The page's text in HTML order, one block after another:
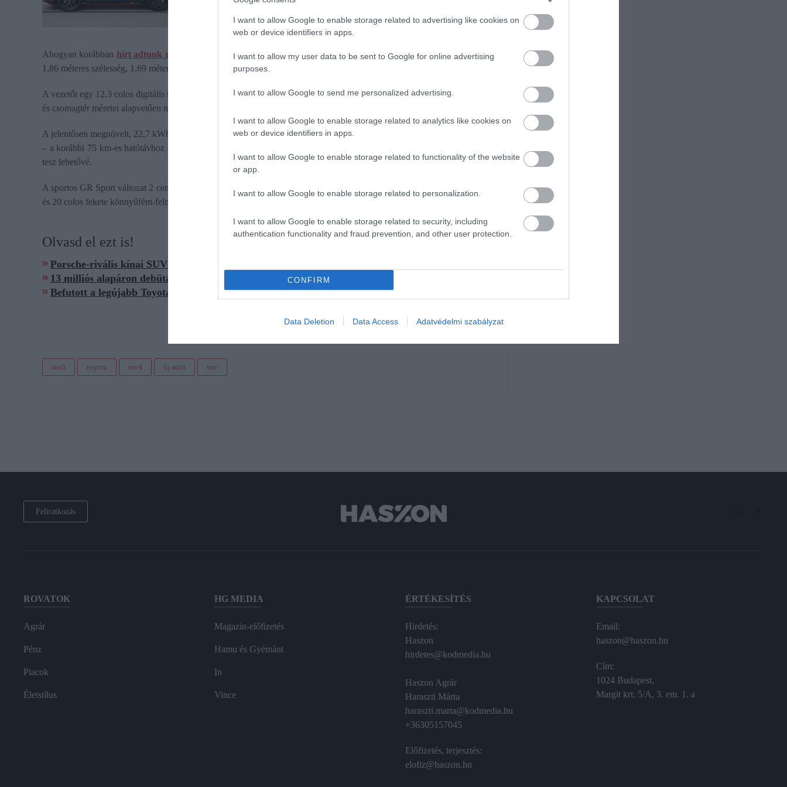
I want to allow Google to enable storage related to advertising like cookies on
web or device identifiers in apps.
I want to allow my user data to be sent to Google for online advertising
purposes.
I want to allow Google to send me personalized advertising.
I want to allow Google to enable storage related to analytics like cookies on
web or device identifiers in apps.
I want to allow Google to enable storage related to functionality of the website
or app.
I want to allow Google to enable storage related to personalization.
I want to allow Google to enable storage related to security, including
authentication functionality and fraud prevention, and other user protection.
CONFIRM
Data Deletion Data Access Adatvédelmi szabályzat
Ahogyan korábban hírt adtunk róla
, tavasszal mutatták be a RAV4 hatodik generációját. Az autót 4,6 méteres hossz,
1,86 méteres szélesség, 1,69 méteres magasság és 2,69 méteres tengelytáv jellemzi.
A vezetőt egy 12,3 colos digitális műszeregység és egy 12,9 colos érintőkijelzős infotainment rendszer fogadja. A belső
és csomagtér méretei alapvetően nem változtak, az autó a jól bevált GA-K platformra épül.
A jelentősen megnövelt, 22,7 kWh kapacitású akkumulátorralakár 100 kilométer is megtehető tisztán elektromosan
– a korábbi 75 km-es hatótávhoz képest ez komoly előrelépés. Az akár 50 kW-tal is tölthető akkumulátor gyors töltést
tesz lehetővé.
A sportos GR Sport változat 2 centiméterrel szélesebb nyomtávot, egyedi futóműhangolást, élesebb kormányreakciókat
és 20 colos fekete könnyűfém-felniket kínál.
Olvasd el ezt is!
Porsche-rivális kínai SUV jelent meg sokkal olcsóbban
13 milliós alapáron debütál nálunk ez a kínai elektromos SUV
Befutott a legújabb Toyota Corolla
autó toyota rav4 új autó suv
Feliratkozás
ROVATOK
Agrár
Pénz
Piacok
Életstílus
HG MEDIA
Magazin-előfizetés
Hamu és Gyémánt
In
Vince
ÉRTÉKESÍTÉS
Hirdetés:
Haszon
hirdetes@kodmedia.hu
Haszon Agrár
Haraszti Márta
haraszti.marta@kodmedia.hu
+36305157045
Előfizetés, terjesztés:
elofiz@haszon.hu
KAPCSOLAT
Email:
haszon@haszon.hu
Cím:
1024 Budapest,
Margit krt. 5/A, 3. em. 1. a